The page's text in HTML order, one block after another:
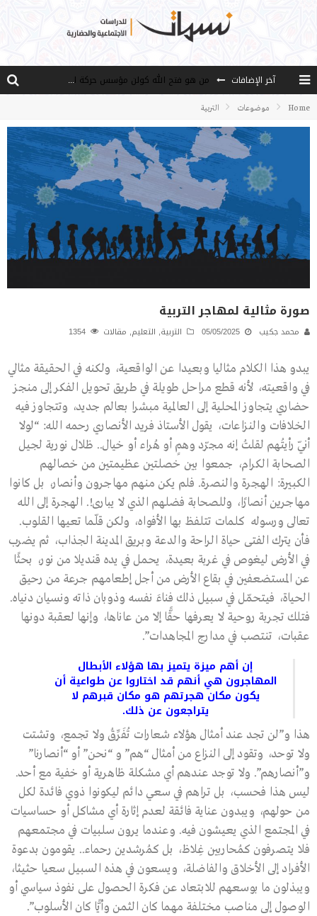
آخر الإضافات
من هو فتح الله كولن مؤسس حركة الخدمة؟
الأستاذ عالما عارفا حكيما
مصادر العلم وسببه
النـزعة التجديدية عند الأستاذ فتح الله كولن
Home موضوعات التربية
صورة مثالية لمهاجر التربية
محمد جكيب 05/05/2025 التربية, التعليم, مقالات
يبدو هذا الكلام مثاليا وبعيدا عن الواقعية، ولكنه في الحقيقة مثالي
في واقعيته، لأنه قطع مراحل طويلة في طريق تحويل الفكر إلى منجز
حضاري يتجاوز المحلية إلى العالمية مبشرا بعالم جديد، وتتجاوز فيه
الخلافات والنزاعات، يقول الأستاذ فريد الأنصاري رحمه الله: “لولا
أنّي رأيتُهم لقلتُ إنه مجرّد وهمٍ أو هُراء أو خيال.. ظلال نورية لجيل
الصحابة الكرام، جمعوا بين خصلتين عظيمتين من خصالهم
الكبيرة: الهجرة والنصرة. فلم يكن منهم مهاجرون وأنصار، بل كانوا
مهاجرين أنصارًا، وللصحابة فضلهم الذي لا يبارى!. الهجرة إلى الله
تعالى ورسوله كلمات تتلفظ بها الأفواه، ولكن قلّما تعيها القلوب.
فأن يترك الفتى حياة الراحة والدعة وبريق المدينة الجذاب، ثم يضرب
في الأرض ليغوص في غربة بعيدة، يحمل في يده قنديلا من نور، بحثًا
عن المستضعفين في بقاع الأرض من أجل إطعامهم جرعة من رحيق
الحياة، فيتحمّل في سبيل ذلك فناءَ نفسه وذوبان ذاته ونسيان دنياه.
فتلك تجربة روحية لا يعرفها حقًّا إلا من عاناها، وإنها لعقبة دونها
عقبات، تنتصب في مدارج المجاهدات”.
إن أهم ميزة يتميز بها هؤلاء الأبطال
المهاجرون هي أنهم قد اختاروا عن طواعية أن
يكون مكان هجرتهم هو مكان قبرهم لا
يتراجعون عن ذلك.
هذا و”لن تجد عند أمثال هؤلاء شعارات تُفَرِّقُ ولا تجمع، وتشتت
ولا توحد، وتقود إلى النزاع من أمثال “هم” و “نحن” أو “أنصارنا”
و”أنصارهم”. ولا توجد عندهم أي مشكلة ظاهرية أو خفية مع أحد.
ليس هذا فحسب، بل تراهم في سعي دائم ليكونوا ذوي فائدة لكل
من حولهم، ويبدون عناية فائقة لعدم إثارة أي مشاكل أو حساسيات
في المجتمع الذي يعيشون فيه. وعندما يرون سلبيات في مجتمعهم
فلا يتصرفون كمُحاربين غِلاظ، بل كمُرشدين رحماء.. يقومون بدعوة
الأفراد إلى الأخلاق والفاضلة، ويسعون في هذه السبيل سعيا حثيثا،
ويبذلون ما بوسعهم للابتعاد عن فكرة الحصول على نفوذ سياسي أو
الوصول إلى مناصب مختلفة مهما كان الثمن وأيًّا كان الأسلوب”.